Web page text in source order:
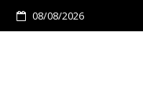
08/08/2026